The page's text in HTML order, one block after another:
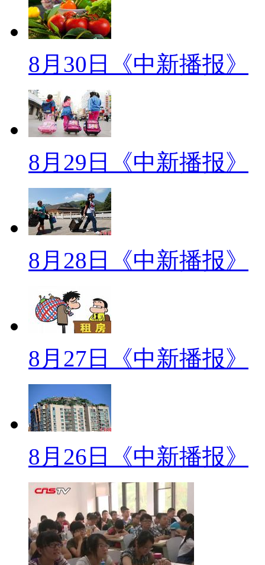
的男童来说，他们在人生旅途
带来梦想和希望呢？
一观察家
【口播】人生需要有仪式，
典，开学典礼，毕业礼、升旗
学季，同学们准备参加开学典
年都要举行庄严隆重并且具有
您去体验一下。
标题：香港大学新生穿绿袍
【解说】8月28日，一场庄严
港大学建立于1911年，采用英
英式元素。各个学院的院长身着
一向新生致意。仪式中，新生
为香港大学的一分子。在接下
们都要穿绿色礼袍。来自日本
学国际关系专业学习。他说，穿
常棒的经历。
【同期】港大日本交换生 清
穿绿袍是一个非常棒的经历
员。这是全亚洲、全世界的顶尖
【解说】香港平等机会委员
8月30日《中新播报》
8月29日《中新播报》
8月28日《中新播报》
8月27日《中新播报》
8月26日《中新播报》